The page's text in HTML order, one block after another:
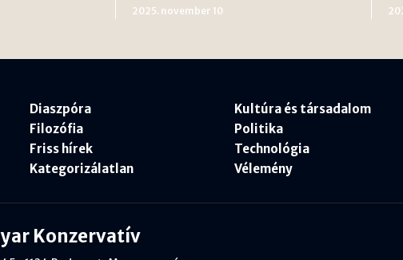
2025. november 10
Diaszpóra
Filozófia
Friss hírek
Kategorizálatlan
Kultúra és társadalom
Politika
Technológia
Vélemény
Konzervatív